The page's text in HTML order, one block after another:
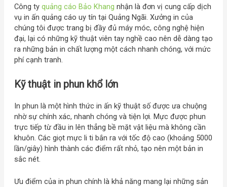
Công ty quảng cáo Bảo Khang nhận là đơn vị cung cấp dịch
vụ in ấn quảng cáo uy tín tại Quảng Ngãi. Xưởng in của
chúng tôi được trang bị đầy đủ máy móc, công nghệ hiện
đại, lại có những kỹ thuật viên tay nghề cao nên dễ dàng tạo
ra những bản in chất lượng một cách nhanh chóng, với mức
phí cạnh tranh.
Kỹ thuật in phun khổ lớn
In phun là một hình thức in ấn kỹ thuật số được ưa chuộng
nhờ sự chính xác, nhanh chóng và tiện lợi. Mực được phun
trực tiếp từ đầu in lên thẳng bề mặt vật liệu mà không cần
khuôn. Các giọt mực li ti bắn ra với tốc độ cao (khoảng 5000
lần/giây) hình thành các điểm rất nhỏ, tạo nên một bản in
sắc nét.
Ưu điểm của in phun chính là khả năng mang lại những sản